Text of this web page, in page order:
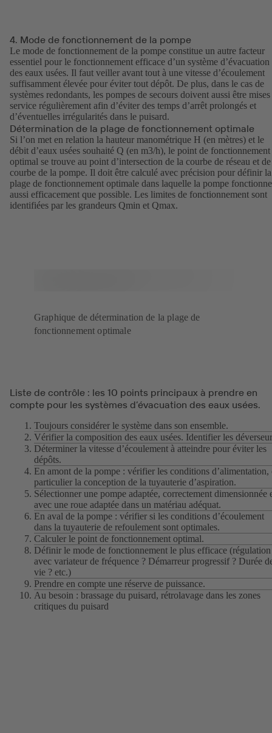
4. Mode de fonctionnement de la pompe
Le mode de fonctionnement de la pompe constitue un autre facteur
essentiel pour le fonctionnement efficace d’un système d’évacuation
des eaux usées. Il faut veiller avant tout à une vitesse d’écoulement
suffisamment élevée pour éviter tout dépôt. De plus, dans le cas de
systèmes redondants, les pompes de secours doivent aussi être mises
service régulièrement afin d’éviter des temps d’arrêt prolongés et
d’éventuelles irrégularités dans le puisard.
Détermination de la plage de fonctionnement optimale
Si l’on met en relation la hauteur manométrique H (en mètres) et le
débit d’eaux usées souhaité Q (en m3/h), le point de fonctionnement
optimal se trouve au point d’intersection de la courbe de réseau et
courbe de la pompe. Il doit être calculé avec précision pour définir la
plage de fonctionnement optimale dans laquelle la pompe fonctionne
aussi efficacement que possible. Les limites de fonctionnement sont
identifiées par les grandeurs Qmin et Qmax.
Graphique de détermination de la plage de
fonctionnement optimale
Liste de contrôle : les 10 points principaux à prendre en
compte pour les systèmes d’évacuation des eaux usées.
Toujours considérer le système dans son ensemble.
Vérifier la composition des eaux usées. Identifier les
Déterminer la vitesse d’écoulement à atteindre pour éviter les
dépôts.
En amont de la pompe : vérifier les conditions d’alimentation,
particulier la conception de la tuyauterie d’aspiration.
Sélectionner une pompe adaptée, correctement dimensionnée
avec une roue adaptée dans un matériau adéquat.
En aval de la pompe : vérifier si les conditions d’écoulement
dans la tuyauterie de refoulement sont optimales.
Calculer le point de fonctionnement optimal.
Définir le mode de fonctionnement le plus efficace (régulation
avec variateur de fréquence ? Démarreur progressif ? Durée
vie ? etc.)
Prendre en compte une réserve de puissance.
Au besoin : brassage du puisard, rétrolavage dans les zones
critiques du puisard